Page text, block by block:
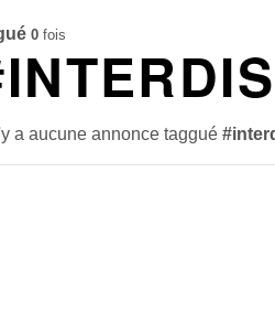
0 fois
a aucune annonce taggué